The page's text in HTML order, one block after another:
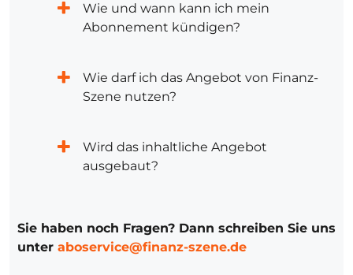
Wie und wann kann ich mein
Abonnement kündigen?
Wie darf ich das Angebot von Finanz-
Szene nutzen?
Wird das inhaltliche Angebot
ausgebaut?
Sie haben noch Fragen? Dann schreiben Sie uns
unter aboservice@finanz-szene.de